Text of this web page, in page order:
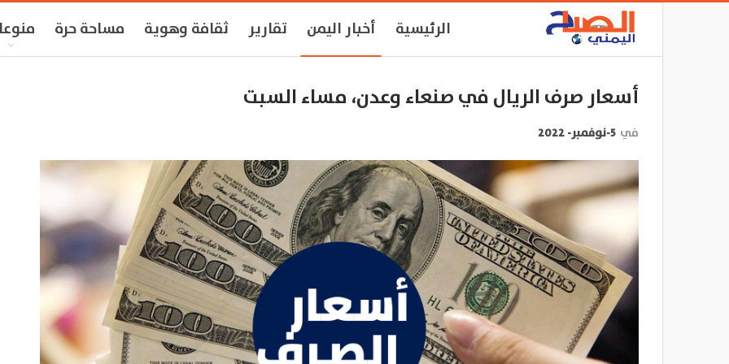
الرئيسية أخبار اليمن تقارير ثقافة وهوية مساحة حرة
أسعار صرف الريال في صنعاء وعدن، مساء السبت
في 5-نوفمبر- 2022